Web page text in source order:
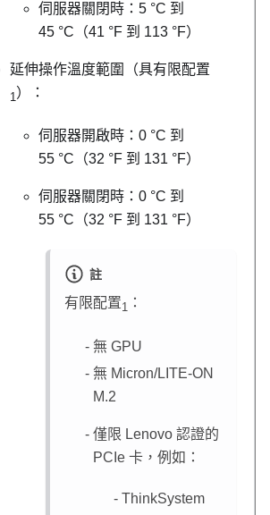
伺服器關閉時：5 °C 到
45 °C（41 °F 到 113 °F）
延伸操作溫度範圍（具有限配置
1）：
伺服器開啟時：0 °C 到
55 °C（32 °F 到 131 °F）
伺服器關閉時：0 °C 到
55 °C（32 °F 到 131 °F）
註
有限配置1 ：
無 GPU
無 Micron/LITE-ON
M.2
僅限 Lenovo 認證的
PCIe 卡，例如：
ThinkSystem